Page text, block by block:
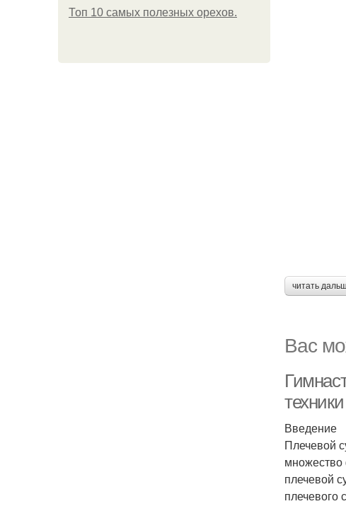
Топ 10 самых полезных орехов.
читать
Вас
техники
Введение
Плечевой
множество
плечевой
плечевого